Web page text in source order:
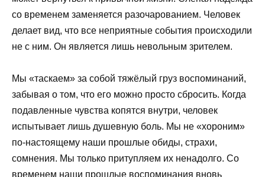
со временем заменяется разочарованием. Человек
делает вид, что все неприятные события происходили
не с ним. Он является лишь невольным зрителем.
Мы «таскаем» за собой тяжёлый груз воспоминаний,
забывая о том, что его можно просто сбросить. Когда
подавленные чувства копятся внутри, человек
испытывает лишь душевную боль. Мы не «хороним»
по-настоящему наши прошлые обиды, страхи,
сомнения. Мы только притупляем их ненадолго. Со
временем наши прошлые воспоминания вновь